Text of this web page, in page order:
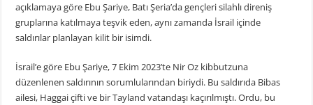
açıklamaya göre Ebu Şariye, Batı Şeria’da gençleri silahlı direniş
gruplarına katılmaya teşvik eden, aynı zamanda İsrail içinde
saldırılar planlayan kilit bir isimdi.
İsrail’e göre Ebu Şariye, 7 Ekim 2023’te Nir Oz kibbutzuna
düzenlenen saldırının sorumlularından biriydi. Bu saldırıda Bibas
ailesi, Haggai çifti ve bir Tayland vatandaşı kaçırılmıştı. Ordu, bu